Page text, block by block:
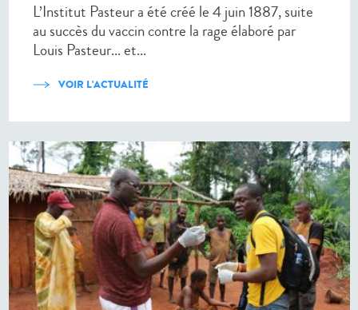
L’Institut Pasteur a été créé le 4 juin 1887, suite
au succès du vaccin contre la rage élaboré par
Louis Pasteur... et...
VOIR L'ACTUALITÉ